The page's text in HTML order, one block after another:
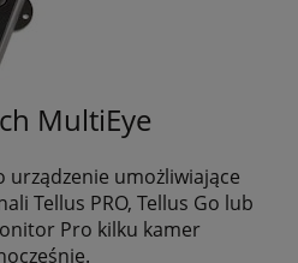
MultiEye
urządzenie umożliwiające
Tellus PRO, Tellus Go lub
Pro kilku kamer